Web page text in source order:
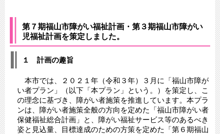
第７期福山市障がい福祉計画・第３期福山市障がい
児福祉計画を策定しました。
１ 計画の趣旨
本市では、２０２１年（令和３年）３月に「福山市障が
い者プラン」（以下「本プラン」という。）を策定し、こ
の理念に基づき、障がい者施策を推進しています。本プラ
ンは、障がい者施策全般の方向を定めた「福山市障がい者
保健福祉総合計画」と、障がい福祉サービス等のあるべき
姿と見込量、目標達成のための方策を定めた「第６期福山